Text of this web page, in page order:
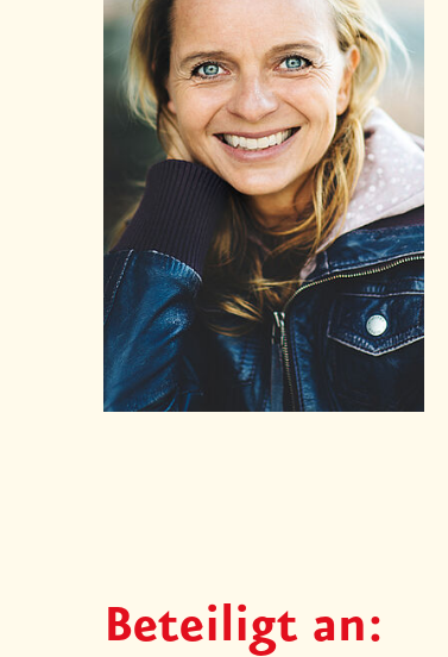
Beteiligt an: